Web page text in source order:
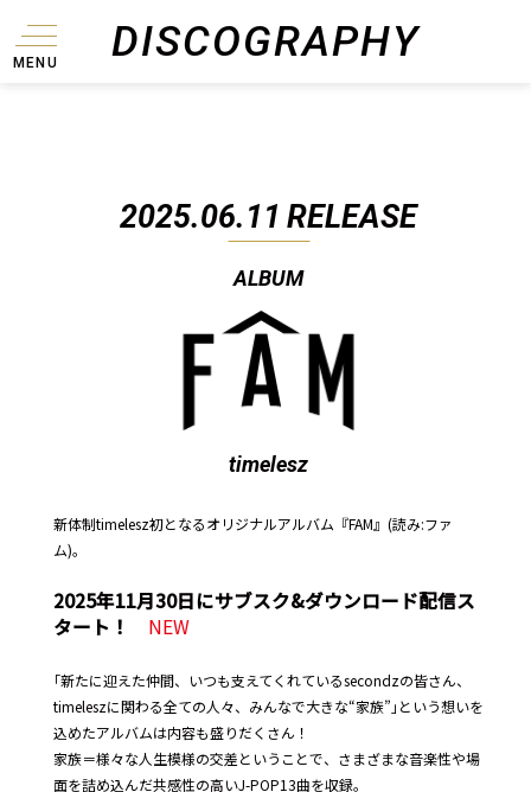
DISCOGRAPHY
MENU
2025.06.11 RELEASE
ALBUM
timelesz
新体制timelesz初となるオリジナルアルバム『FAM』(読み:ファ
ム)。
2025年11月30日にサブスク&ダウンロード配信ス
タート！
NEW
｢新たに迎えた仲間、いつも支えてくれているsecondzの皆さん、
timeleszに関わる全ての人々、みんなで大きな“家族”｣という想いを
込めたアルバムは内容も盛りだくさん！
家族＝様々な人生模様の交差ということで、さまざまな音楽性や場
面を詰め込んだ共感性の高いJ-POP13曲を収録。